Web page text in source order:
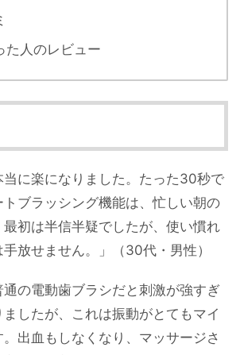
た人のレビュー
当に楽になりました。たった30秒で
ブラッシング機能は、忙しい朝の
初は半信半疑でしたが、使い慣れ
放せません。」（30代・男性）
通の電動歯ブラシだと刺激が強すぎ
したが、これは振動がとてもマイ
出血もしなくなり、マッサージさ